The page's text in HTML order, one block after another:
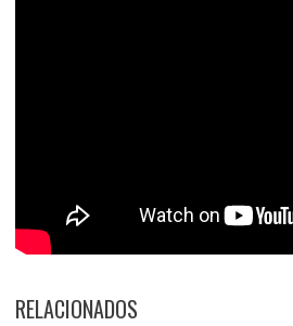
RELACIONADOS